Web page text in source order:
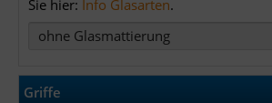
Sie hier: Info Glasarten.
ohne Glasmattierung
Griffe